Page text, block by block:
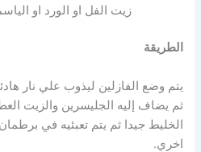
زيت الفل او الورد او
الطريقة
يتم وضع الفازلين ليذوب علي نار
ثم يضاف إليه الجليسرين والزيت
الخليط جيدا ثم يتم تعبئيه في
اخري.